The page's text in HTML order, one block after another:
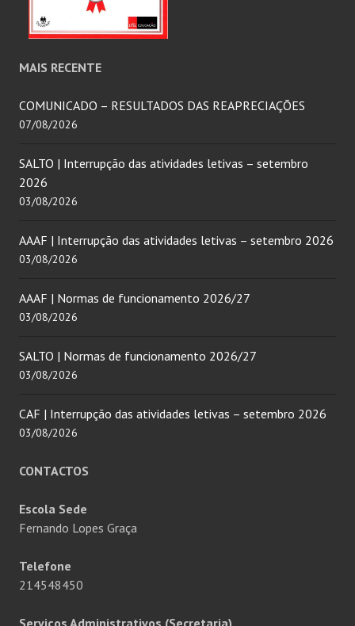
MAIS RECENTE
COMUNICADO – RESULTADOS DAS REAPRECIAÇÕES
07/08/2026
SALTO | Interrupção das atividades letivas – setembro
2026
03/08/2026
AAAF | Interrupção das atividades letivas – setembro 2026
03/08/2026
AAAF | Normas de funcionamento 2026/27
03/08/2026
SALTO | Normas de funcionamento 2026/27
03/08/2026
CAF | Interrupção das atividades letivas – setembro 2026
03/08/2026
CONTACTOS
Escola Sede
Fernando Lopes Graça
Telefone
214548450
Serviços Administrativos (Secretaria)